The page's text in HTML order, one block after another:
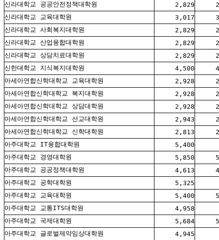
신라대학교 공공안전정책대학원
2,829
신라대학교 교육대학원
3,017
신라대학교 사회복지대학원
2,829
신라대학교 산업융합대학원
2,829
신라대학교 상담치료대학원
2,829
신한대학교 지식복지대학원
4,500
아세아연합신학대학교 교육대학원
2,928
아세아연합신학대학교 복지대학원
2,928
아세아연합신학대학교 상담대학원
2,928
아세아연합신학대학교 선교대학원
2,943
아세아연합신학대학교 신학대학원
2,813
아주대학교 IT융합대학원
5,400
아주대학교 경영대학원
5,850
아주대학교 공공정책대학원
4,613
아주대학교 공학대학원
5,325
아주대학교 교육대학원
5,400
아주대학교 교통ITS대학원
4,958
아주대학교 국제대학원
5,684
아주대학교 글로벌제약임상대학원
4,945